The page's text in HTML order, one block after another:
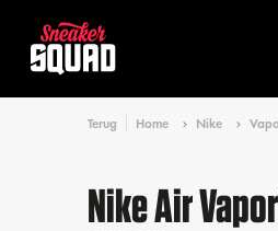
Terug Home Nike
Nike Air